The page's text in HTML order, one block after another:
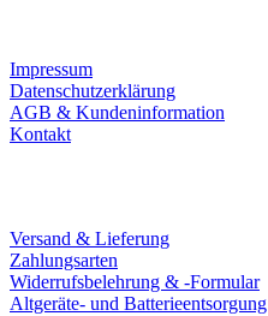
Impressum
Datenschutzerklärung
AGB & Kundeninformation
Kontakt
Versand & Lieferung
Zahlungsarten
Widerrufsbelehrung & -Formular
Altgeräte- und Batterieentsorgung